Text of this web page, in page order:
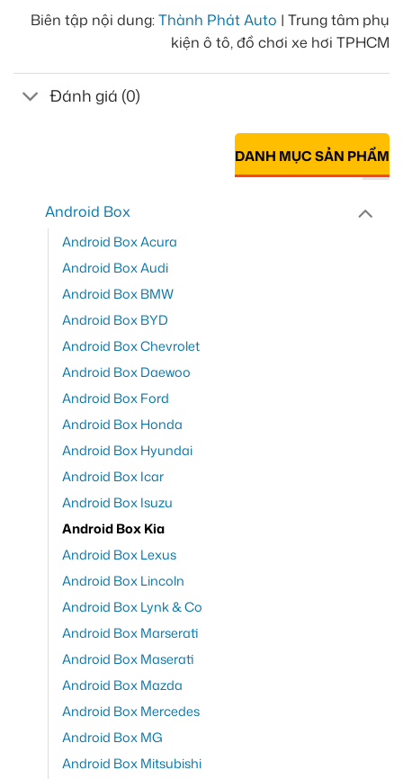
Biên tập nội dung:Thành Phát Auto | Trung tâm phụ
kiện ô tô, đồ chơi xe hơi TPHCM
Đánh giá (0)
DANH MỤC SẢN PHẨM
Android Box
Android Box Acura
Android Box Audi
Android Box BMW
Android Box BYD
Android Box Chevrolet
Android Box Daewoo
Android Box Ford
Android Box Honda
Android Box Hyundai
Android Box Icar
Android Box Isuzu
Android Box Kia
Android Box Lexus
Android Box Lincoln
Android Box Lynk & Co
Android Box Marserati
Android Box Maserati
Android Box Mazda
Android Box Mercedes
Android Box MG
Android Box Mitsubishi